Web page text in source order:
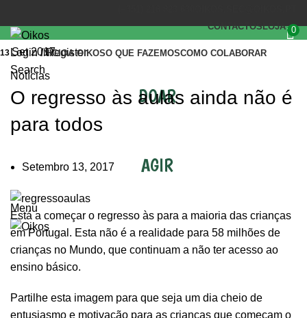
CONTACTOSLOJA 0
Login / Register
Search
INÍCIOA OIKOSO QUE FAZEMOSCOMO COLABORAR
DOAR
AGIR
Menu
Notícias
O regresso às aulas ainda não é
para todos
Setembro 13, 2017
13 Set 2017
Está a começar o regresso às para a maioria das crianças
em Portugal. Esta não é a realidade para 58 milhões de
crianças no Mundo, que continuam a não ter acesso ao
ensino básico.
Partilhe esta imagem para que seja um dia cheio de
entusiasmo e motivação para as crianças que começam o